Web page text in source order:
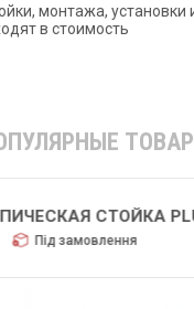
монтажа, установки
в стоимость
HUGER 2600
Під замовлення